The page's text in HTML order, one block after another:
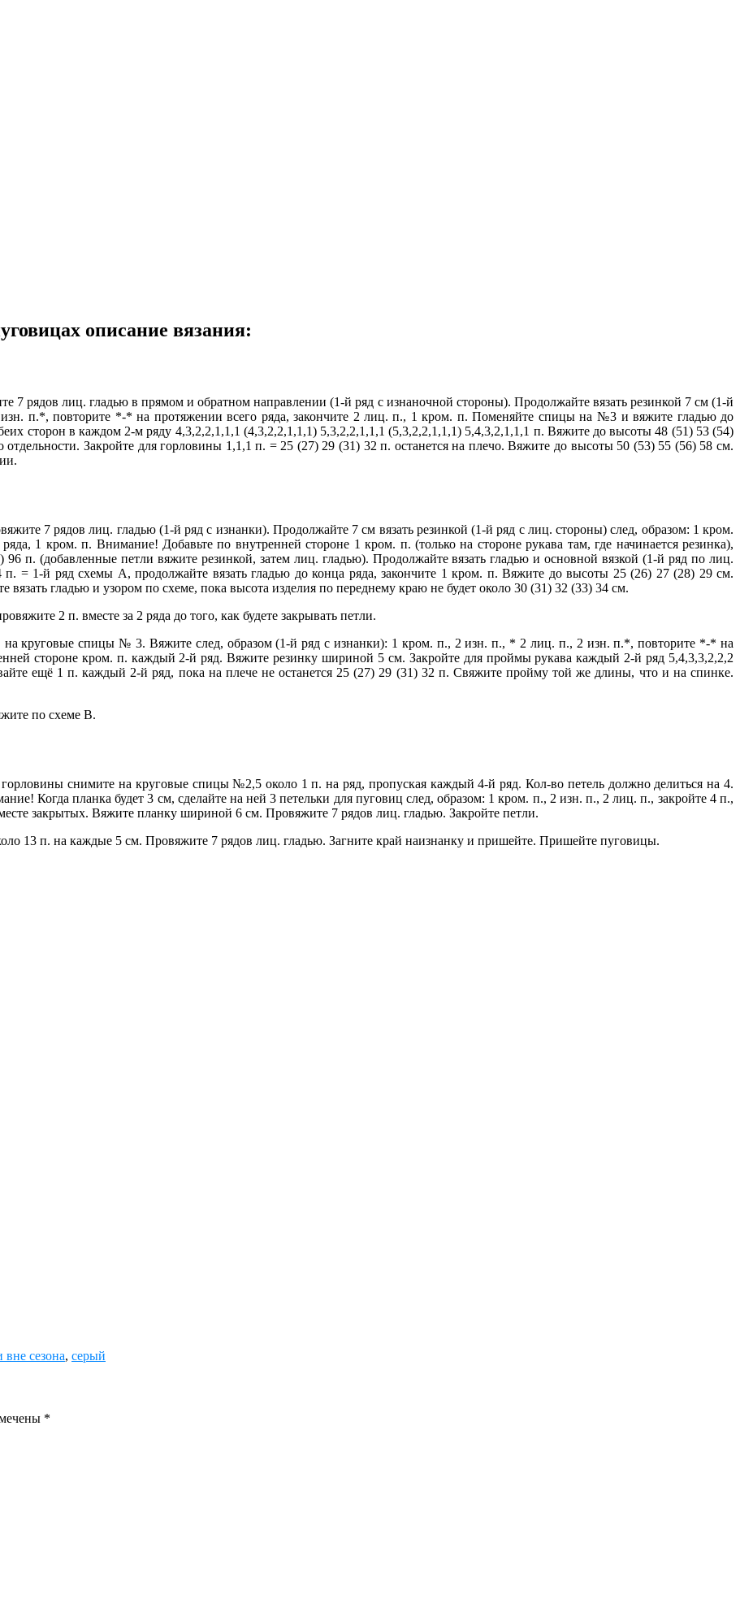
описание вязания:
7 рядов лиц. гладью в прямом и обратном направлении (1-й ряд с изнаночной стороны). Продолжайте вязать резинкой 7 см (1-й
п.*, повторите *-* на протяжении всего ряда, закончите 2 лиц. п., 1 кром. п. Поменяйте спицы на №3 и вяжите гладью до
сторон в каждом 2-м ряду 4,3,2,2,1,1,1 (4,3,2,2,1,1,1) 5,3,2,2,1,1,1 (5,3,2,2,1,1,1) 5,4,3,2,1,1,1 п. Вяжите до высоты 48 (51) 53 (54)
Закройте для горловины 1,1,1 п. = 25 (27) 29 (31) 32 п. останется на плечо. Вяжите до высоты 50 (53) 55 (56) 58 см.
7 рядов лиц. гладью (1-й ряд с изнанки). Продолжайте 7 см вязать резинкой (1-й ряд с лиц. стороны) след, образом: 1 кром.
1 кром. п. Внимание! Добавьте по внутренней стороне 1 кром. п. (только на стороне рукава там, где начинается резинка),
п. (добавленные петли вяжите резинкой, затем лиц. гладью). Продолжайте вязать гладью и основной вязкой (1-й ряд по лиц.
= 1-й ряд схемы А, продолжайте вязать гладью до конца ряда, закончите 1 кром. п. Вяжите до высоты 25 (26) 27 (28) 29 см.
гладью и узором по схеме, пока высота изделия по переднему краю не будет около 30 (31) 32 (33) 34 см.
2 п. вместе за 2 ряда до того, как будете закрывать петли.
круговые спицы № 3. Вяжите след, образом (1-й ряд с изнанки): 1 кром. п., 2 изн. п., * 2 лиц. п., 2 изн. п.*, повторите *-* на
стороне кром. п. каждый 2-й ряд. Вяжите резинку шириной 5 см. Закройте для проймы рукава каждый 2-й ряд 5,4,3,3,2,2,2
ещё 1 п. каждый 2-й ряд, пока на плече не останется 25 (27) 29 (31) 32 п. Свяжите пройму той же длины, что и на спинке.
по схеме В.
снимите на круговые спицы №2,5 около 1 п. на ряд, пропуская каждый 4-й ряд. Кол-во петель должно делиться на 4.
Когда планка будет 3 см, сделайте на ней 3 петельки для пуговиц след, образом: 1 кром. п., 2 изн. п., 2 лиц. п., закройте 4 п.,
закрытых. Вяжите планку шириной 6 см. Провяжите 7 рядов лиц. гладью. Закройте петли.
13 п. на каждые 5 см. Провяжите 7 рядов лиц. гладью. Загните край наизнанку и пришейте. Пришейте пуговицы.
вне сезона, серый
*